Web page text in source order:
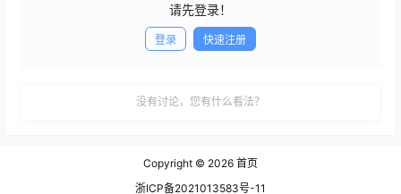
请先登录！
登录 快速注册
没有讨论，您有什么看法？
Copyright © 2026 首页
浙ICP备2021013583号-11